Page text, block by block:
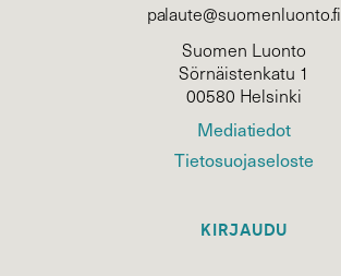
palaute@suomenluonto.fi
Suomen Luonto
Sörnäistenkatu 1
00580 Helsinki
Mediatiedot
Tietosuojaseloste
KIRJAUDU